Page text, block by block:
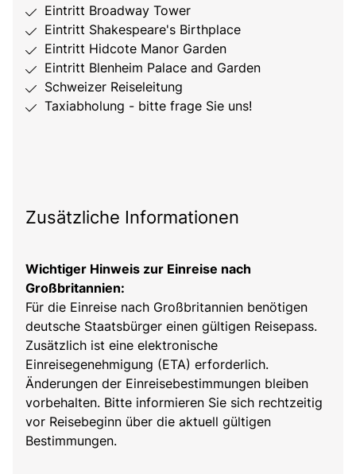
Eintritt Broadway Tower
Eintritt Shakespeare's Birthplace
Eintritt Hidcote Manor Garden
Eintritt Blenheim Palace and Garden
Schweizer Reiseleitung
Taxiabholung - bitte frage Sie uns!
Zusätzliche Informationen
Wichtiger Hinweis zur Einreise nach
Großbritannien:
Für die Einreise nach Großbritannien benötigen
deutsche Staatsbürger einen gültigen Reisepass.
Zusätzlich ist eine elektronische
Einreisegenehmigung (ETA) erforderlich.
Änderungen der Einreisebestimmungen bleiben
vorbehalten. Bitte informieren Sie sich rechtzeitig
vor Reisebeginn über die aktuell gültigen
Bestimmungen.